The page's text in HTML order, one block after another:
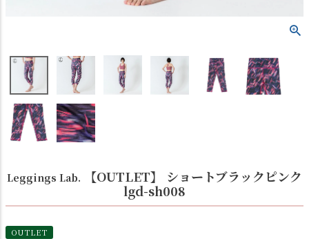
Leggings Lab.
【OUTLET】 ショートブラックピンク
lgd-sh008
OUTLET